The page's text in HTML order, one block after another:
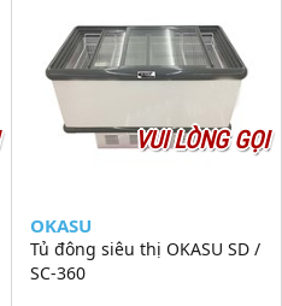
VUI LÒNG GỌI
OKASU
Tủ đông siêu thị OKASU SD /
SC-360